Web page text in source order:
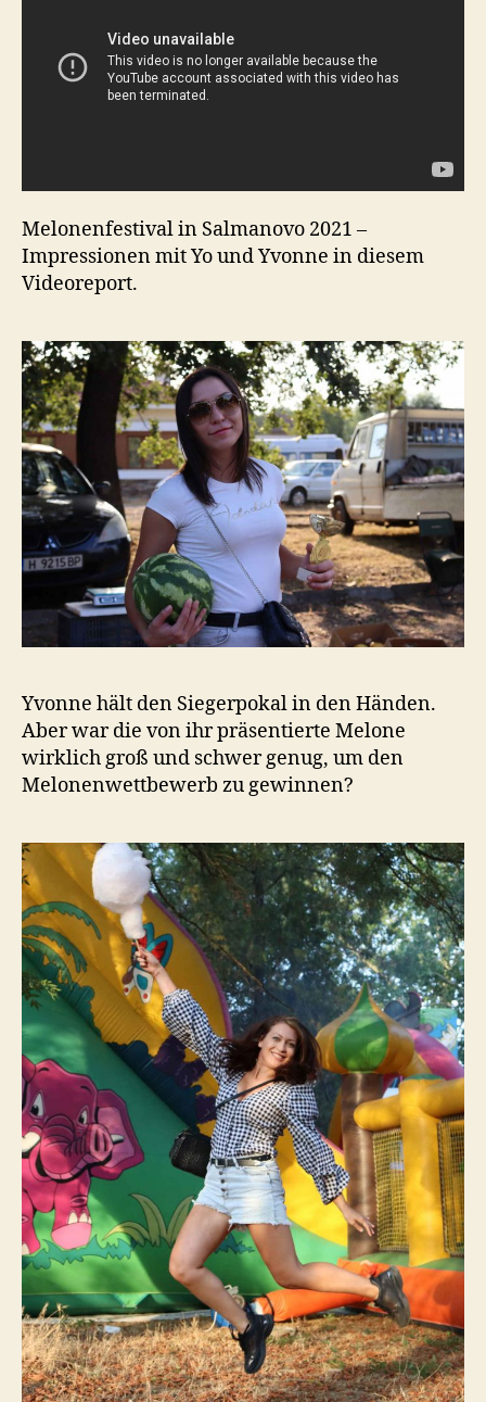
Melonenfestival in Salmanovo 2021 –
Impressionen mit Yo und Yvonne in diesem
Videoreport.
Yvonne hält den Siegerpokal in den Händen.
Aber war die von ihr präsentierte Melone
wirklich groß und schwer genug, um den
Melonenwettbewerb zu gewinnen?